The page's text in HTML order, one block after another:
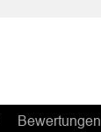
Bewertungen